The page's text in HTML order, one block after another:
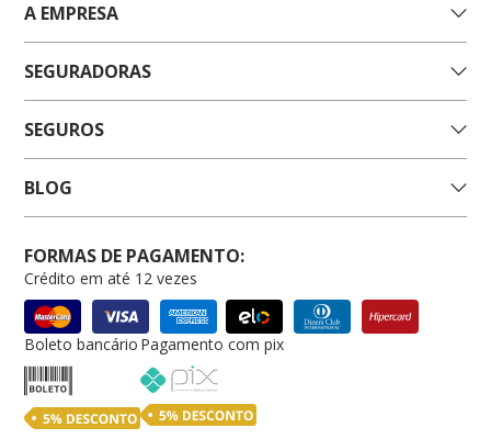
A EMPRESA
SEGURADORAS
SEGUROS
BLOG
FORMAS DE PAGAMENTO:
Crédito em até 12 vezes
Boleto bancário Pagamento com pix